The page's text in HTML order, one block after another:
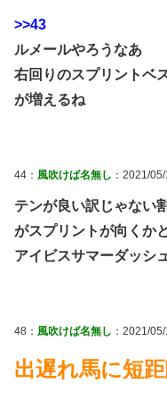
>>43
ルメールやろうなあ
右回りのスプリントベ
が増えるね
44： 風吹けば名無し ：2021/
テンが良い訳じゃない
がスプリントが向くか
アイビスサマーダッシ
48： 風吹けば名無し ：2021/
出遅れ馬に短